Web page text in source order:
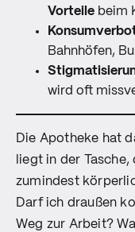
Vorteile beim
Bahnhöfen,
wird oft
Die Apotheke hat
liegt in der
zumindest
Darf ich draußen
Weg zur Arbeit?